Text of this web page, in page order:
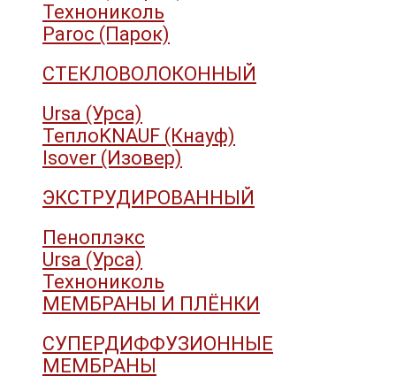
Технониколь
Paroc (Парок)
СТЕКЛОВОЛОКОННЫЙ
Ursa (Урса)
ТеплоKNAUF (Кнауф)
Isover (Изовер)
ЭКСТРУДИРОВАННЫЙ
Пеноплэкс
Ursa (Урса)
Технониколь
МЕМБРАНЫ И ПЛЁНКИ
СУПЕРДИФФУЗИОННЫЕ
МЕМБРАНЫ